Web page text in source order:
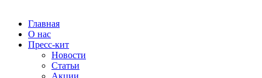
Главная
О нас
Пресс-кит
Новости
Статьи
Акции